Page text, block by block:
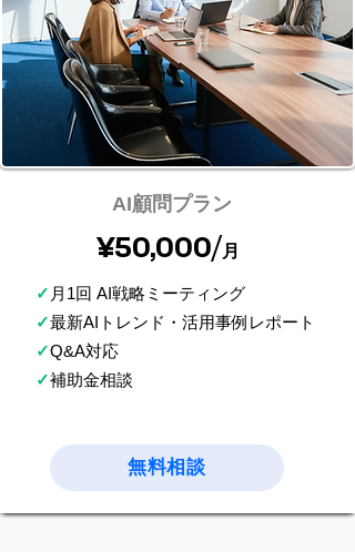
AI顧問プラン
¥50,000/ 月
✓ 月1回 AI戦略ミーティング
✓最新AIトレンド・活用事例レポート
✓Q&A対応
✓補助金相談
無料相談